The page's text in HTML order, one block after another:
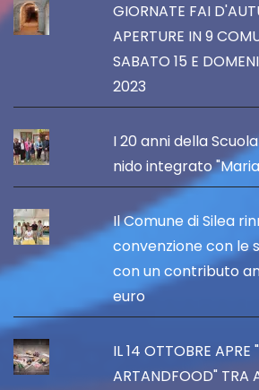
GIORNATE FAI
APERTURE IN 9
SABATO 15 E
2023
I 20 anni della
nido integrato
Il Comune di Silea
convenzione con le
con un contributo
euro
IL 14 OTTOBRE APRE
ARTANDFOOD" TRA